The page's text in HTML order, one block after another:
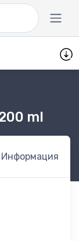
ml
Информация